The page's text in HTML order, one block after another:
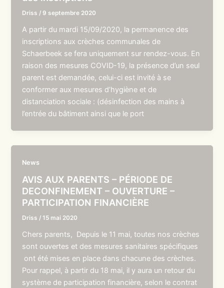
Driss / 9 septembre 2020
A partir du mardi 15/09/2020, la permanence des
inscriptions aux crèches communales de
Schaerbeek se fera uniquement sur rendez-vous. En
raison des mesures COVID-19, la présence d’un seul
parent est demandée, celui-ci est invité à se
conformer aux mesures d’hygiène et de
distanciation sociale : (désinfection des mains à
l’entrée du bâtiment ainsi que le port
News
AVIS AUX PARENTS – PÉRIODE DE
DECONFINEMENT – OUVERTURE –
PARTICIPATION FINANCIÈRE
Driss /15 mai 2020
Chers parents, Depuis le 11 mai, toutes nos crèches
sont ouvertes et des mesures sanitaires spécifiques
ont été mises en place dans chacune des crèches.
Pour rappel, à partir du 18 mai, il y aura un retour du
système de participation financière, selon le contrat